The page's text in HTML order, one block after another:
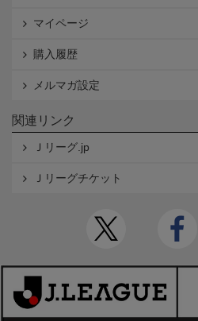
マイページ
購入履歴
メルマガ設定
関連リンク
Ｊリーグ.jp
Ｊリーグチケット